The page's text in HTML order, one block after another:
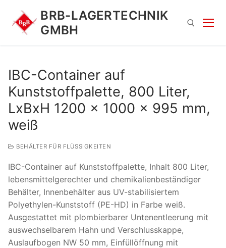
Inhalt
springen
BRB-LAGERTECHNIK
GMBH
nach:
IBC-Container auf
Kunststoffpalette, 800 Liter,
LxBxH 1200 x 1000 x 995 mm,
weiß
BEHÄLTER FÜR FLÜSSIGKEITEN
IBC-Container auf Kunststoffpalette, Inhalt 800 Liter,
lebensmittelgerechter und chemikalienbeständiger
Behälter, Innenbehälter aus UV-stabilisiertem
Polyethylen-Kunststoff (PE-HD) in Farbe weiß.
Ausgestattet mit plombierbarer Untenentleerung mit
auswechselbarem Hahn und Verschlusskappe,
Auslaufbogen NW 50 mm, Einfüllöffnung mit